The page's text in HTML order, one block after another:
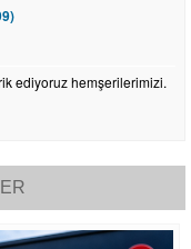
ediyoruz hemşerilerimizi.